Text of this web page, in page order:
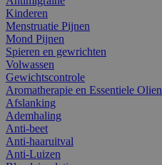
Kinderen
Menstruatie Pijnen
Mond Pijnen
Spieren en gewrichten
Volwassen
Gewichtscontrole
Aromatherapie en Essentiele Olien
Afslanking
Ademhaling
Anti-beet
Anti-haaruitval
Anti-Luizen